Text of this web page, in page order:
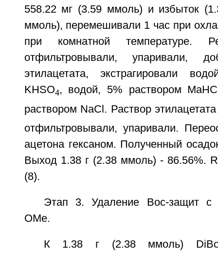
558.22 мг (3.59 ммоль) и избыток
ммоль), перемешивали 1 час при
при комнатной температуре.
отфильтровывали, упаривали,
этилацетата, экстрагировали
KHSO4, водой, 5% раствором
раствором NaCl. Раствор
отфильтровывали, упаривали.
ацетона гексаном. Полученный
Выход 1.38 г (2.38 ммоль) - 86.56%.
(8).
Этап 3. Удаление Вос-защит с
OMe.
К 1.38 г (2.38 ммоль) DiBoc-